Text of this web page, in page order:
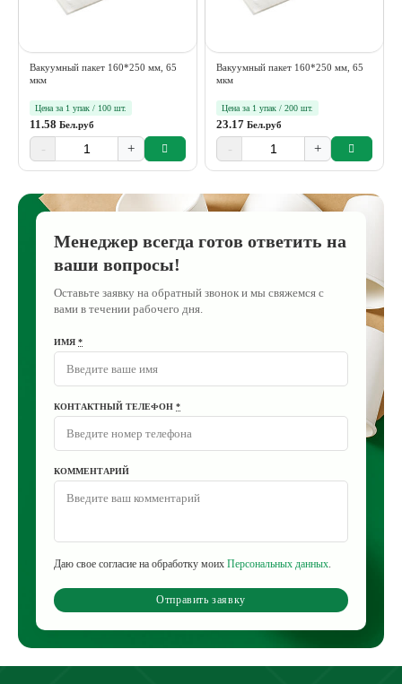
Вакуумный пакет 160*250 мм, 65
мкм
Цена за 1 упак / 100 шт.
11.58 Бел.руб
- +
Вакуумный пакет 160*250 мм, 65
мкм
Цена за 1 упак / 200 шт.
23.17 Бел.руб
- +
Менеджер всегда готов ответить на
ваши вопросы!
Оставьте заявку на обратный звонок и мы свяжемся с
вами в течении рабочего дня.
ИМЯ *
КОНТАКТНЫЙ ТЕЛЕФОН *
КОММЕНТАРИЙ
Даю свое согласие на обработку моих Персональных данных.
Отправить заявку